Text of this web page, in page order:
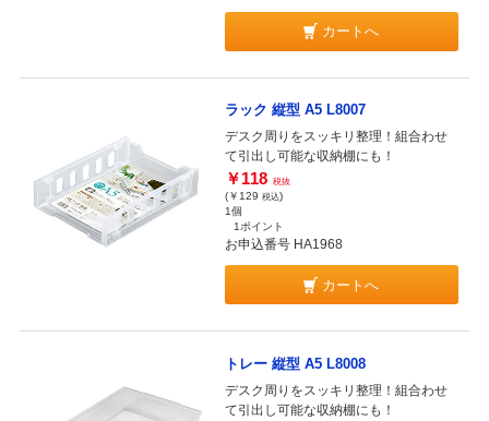
カートへ
ラック 縦型 A5 L8007
デスク周りをスッキリ整理！組合わせ
て引出し可能な収納棚にも！
￥118 税抜
(￥129 税込)
1個
1ポイント
お申込番号 HA1968
カートへ
トレー 縦型 A5 L8008
デスク周りをスッキリ整理！組合わせ
て引出し可能な収納棚にも！